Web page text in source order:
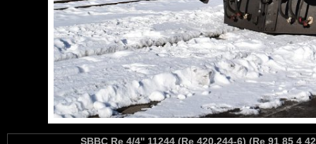
SBBC Re 4/4'' 11244 (Re 420.244-6) (Re 91 85 4